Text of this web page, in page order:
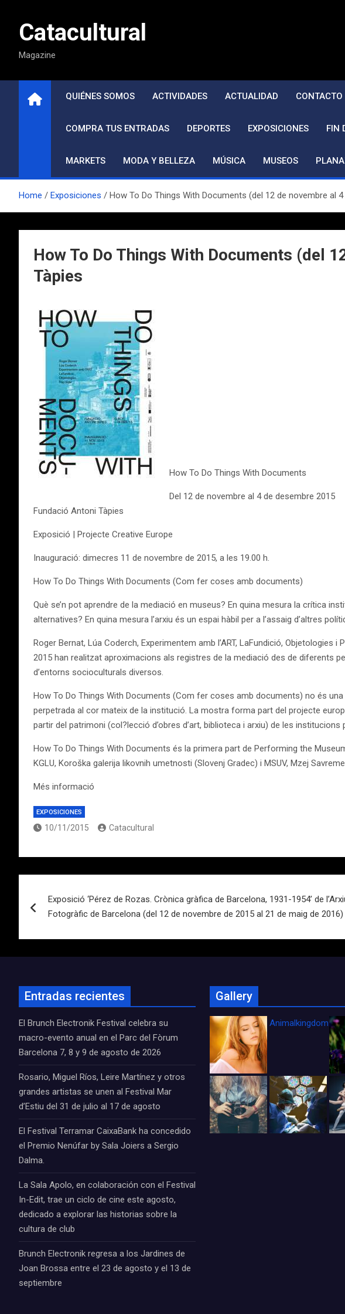
contenidoCatacultural
Magazine
QUIÉNES SOMOS ACTIVIDADES ACTUALIDAD CONTACTO
COMPRA TUS ENTRADAS DEPORTES EXPOSICIONES FIN
MARKETS MODA Y BELLEZA MÚSICA MUSEOS
Home Exposiciones How To Do Things With Documents (del 12 de novembre al
How To Do Things With Documents (del
Tàpies
How To Do Things With Documents
Del 12 de novembre al 4 de desembre 2015
Fundació Antoni Tàpies
Exposició | Projecte Creative Europe
Inauguració: dimecres 11 de novembre de 2015, a les 19.00 h.
How To Do Things With Documents (Com fer coses amb documents)
Què se’n pot aprendre de la mediació en museus? En quina mesura la crítica
alternatives? En quina mesura l’arxiu és un espai hàbil per a l’assaig d’altres
Roger Bernat, Lúa Coderch, Experimentem amb l’ART, LaFundició,
2015 han realitzat aproximacions als registres de la mediació des de diferents
d’entorns socioculturals diversos.
How To Do Things With Documents (Com fer coses amb documents) no és
perpetrada al cor mateix de la institució. La mostra forma part del projecte
partir del patrimoni (col?lecció d’obres d’art, biblioteca i arxiu) de les institucions
How To Do Things With Documents és la primera part de Performing the
KGLU, Koroška galerija likovnih umetnosti (Slovenj Gradec) i MSUV, Mzej
Més informació
EXPOSICIONES
10/11/2015 Catacultural
de
entradas
Exposició ‘Pérez de Rozas. Crònica gràfica de Barcelona, 1931-1954’ de
Fotogràfic de Barcelona (del 12 de novembre de 2015 al 21 de maig de 2016)
Entradas recientes
El Brunch Electronik Festival celebra su
macro-evento anual en el Parc del Fòrum
Barcelona 7, 8 y 9 de agosto de 2026
Rosario, Miguel Ríos, Leire Martínez y otros
grandes artistas se unen al Festival Mar
d’Estiu del 31 de julio al 17 de agosto
El Festival Terramar CaixaBank ha concedido
el Premio Nenúfar by Sala Joiers a Sergio
Dalma.
La Sala Apolo, en colaboración con el Festival
In-Edit, trae un ciclo de cine este agosto,
dedicado a explorar las historias sobre la
cultura de club
Brunch Electronik regresa a los Jardines de
Joan Brossa entre el 23 de agosto y el 13 de
septiembre
Gallery